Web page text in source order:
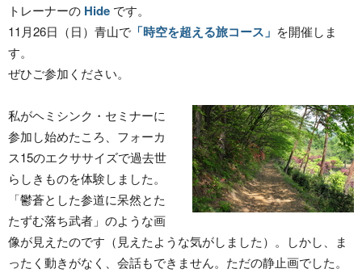
トレーナーの Hide です。
11月26日（日） 青山で 「時空を超える旅コース」 を開催しま
す。
ぜひご参加ください。
私がヘミシンク・セミナーに
参加し始めたころ、フォーカ
ス15のエクササイズで過去世
らしきものを体験しました。
「鬱蒼とした参道に呆然とた
たずむ落ち武者」のような画
像が見えたのです（見えたような気がしました）。しかし、ま
ったく動きがなく、会話もできません。ただの静止画でした。